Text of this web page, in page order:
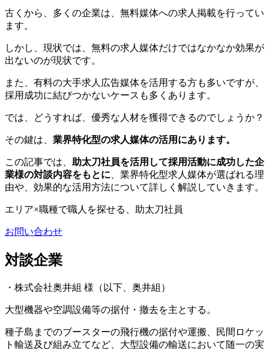
古くから、多くの企業は、無料媒体への求人掲載を行ってい
ます。
しかし、現状では、無料の求人媒体だけではなかなか効果が
出ないのが現状です。
また、有料の大手求人広告媒体を活用する方も多いですが、
採用成功に結びつかないケースも多くあります。
では、どうすれば、優秀な人材を獲得できるのでしょうか？
その鍵は、 業界特化型の求人媒体の活用にあります。
この記事では、 助太刀社員を活用して採用活動に成功した企
業様の対談内容をもとに 、業界特化型求人媒体が選ばれる理
由や、効果的な活用方法について詳しく解説していきます。
エリア×職種で職人を探せる、助太刀社員
お問い合わせ
対談企業
・株式会社奥井組 様（以下、奥井組）
大型機器や空調設備等の据付・撤去を主とする。
種子島までのブースターの飛行機の据付や運搬、民間ロケッ
ト輸送及び組み立てなど、大型設備の輸送において随一の実